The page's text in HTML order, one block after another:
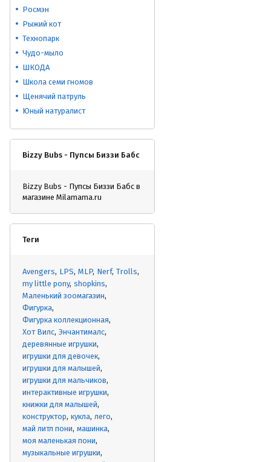
Росмэн
Рыжий кот
Технопарк
Чудо-мыло
ШКОДА
Школа семи гномов
Щенячий патруль
Юный натуралист
Bizzy Bubs - Пупсы Биззи Бабс
Bizzy Bubs - Пупсы Биззи Бабс в
магазине Milamama.ru
Теги
Avengers LPS MLP Nerf Trolls
my little pony shopkins
Маленький зоомагазин
Фигурка
Фигурка коллекционная
Хот Вилс Энчантималс
деревянные игрушки
игрушки для девочек
игрушки для малышей
игрушки для мальчиков
интерактивные игрушки
книжки для малышей
конструктор кукла лего
май литл пони машинка
моя маленькая пони
музыкальные игрушки